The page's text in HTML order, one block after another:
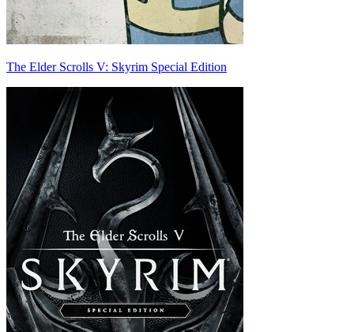
The Elder Scrolls V: Skyrim Special Edition